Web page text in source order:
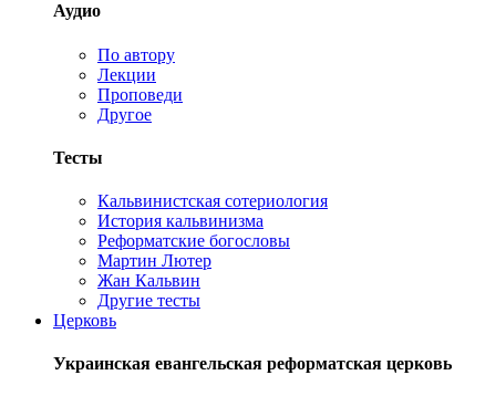
Аудио
По автору
Лекции
Проповеди
Другое
Тесты
Кальвинистская сотериология
История кальвинизма
Реформатские богословы
Мартин Лютер
Жан Кальвин
Другие тесты
Церковь
Украинская евангельская реформатская церковь